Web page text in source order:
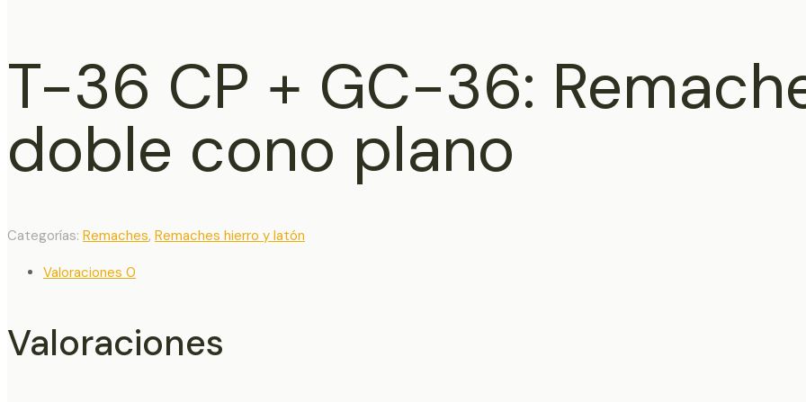
T-36 CP + GC-36:
doble cono plano
Categorías: Remaches, Remaches hierro y latón
Valoraciones 0
Valoraciones